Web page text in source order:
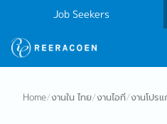
Job Seekers
Home/งานใน ไทย/งานไอที/งานโปร